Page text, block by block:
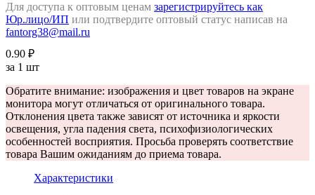
Для доступа к оптовым ценам зарегистрируйтесь как
Юр.лицо/ИП или подтвердите оптовый статус написав на
fantorg38@mail.ru
0.90 ₽
за 1 шт
Обратите внимание: изображения и цвет товаров на экране
монитора могут отличаться от оригинального товара.
Отклонения цвета также зависят от источника и яркости
освещения, угла падения света, психофизиологических
особенностей восприятия. Просьба проверять соответствие
товара Вашим ожиданиям до приема товара.
Характеристики